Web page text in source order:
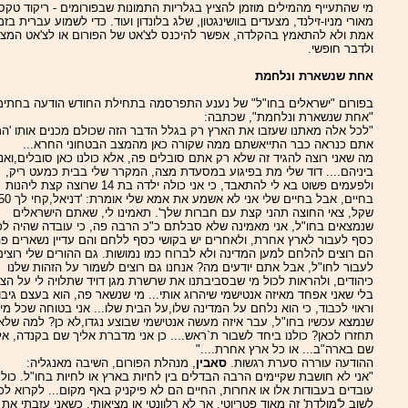
מי שהתעייף מהמילים מוזמן להציץ בגלריות התמונות שבפורומים - ריקוד
מאורי מניו-זילנד, מצעדים בוושינגטון, שלג בלונדון ועוד. כדי לשמוע עברית
אמת ולא להתאמץ בהקלדה, אפשר להיכנס לצ'אט של הפורום או לצ'אט
ולדבר חופשי.
אחת שנשארת ונלחמת
בפורום "ישראלים בחו"ל" של נענע התפרסמה בתחילת החודש הודעה
"אחת שנשארת ונלחמת", שכתבה:
"לכל אלה מאתנו שעזבו את הארץ רק בגלל הדבר הזה שכולם מכנים אותו
אתם כנראה כבר התייאשתם ממה שקורה כאן מהמצב הבטחוני החרא...
מה שאני רוצה להגיד זה שלא רק אתם סובלים פה, אלא כולנו כאן
ביניהם.... דוד שלי מת בפיגוע במסעדת מצה, המקרר שלי בבית כמעט ריק,
ולפעמים פשוט בא לי להתאבד, כי אני כולה ילדה בת 14 שרוצה קצת ליהנות
בחיים, אבל בחיים שלי אני לא אשמע את אמא שלי
שקל, צאי החוצה תהני קצת עם חברות שלך'. תאמינו לי, שאתם הישראלים
שנמצאים בחו"ל, אני מאמינה שלא סבלתם כ"כ הרבה פה, כי עובדה שהיה
כסף לעבור לארץ אחרת, ולאחרים יש בקושי כסף ללחם והם עדיין נשארים
הם רוצים להלחם למען המדינה ולא לברוח כמו נמושות. גם ההורים שלי
לעבור לחו"ל, אבל אתם יודעים מה? אנחנו גם רוצים לשמור על הזהות שלנו
כיהודים, ולהראות לכול מי שבסביבתנו את שרשרת מגן דויד שתלויה לי על
בלי שאני אפחד מאיזה אנטישמי שיהרוג אותי... מי שנשאר פה, הוא בעצם
וראוי לכבוד, כי הוא נלחם על המדינה שלו,על הבית שלו... אני בטוחה שכל מי
שנמצא עכשיו בחו"ל, עבר איזה מעשה אנטישמי שבוצע נגדו,לא כן? למה
תחזרו לכאן? כולנו ביחד לשבור ת`ראש.... כן אני מדברת אליך שם בקנדה,
שם בארה"ב... או כל ארץ אחרת...."
ההודעה עוררה סערת רגשות. סאבין, מנהלת הפורום, השיבה מאנגליה:
"אני לא חושבת שקיימים הרבה הבדלים בין לחיות בארץ או לחיות בחו"ל.
עובדים בעבודות אלו או אחרות, החיים הם לא פיקניק באף מקום... לקרוא
לשוב ל'מולדת' זה מאוד פטריוטי, אך לא רלוונטי או מציאותי. כשאני עזבתי את